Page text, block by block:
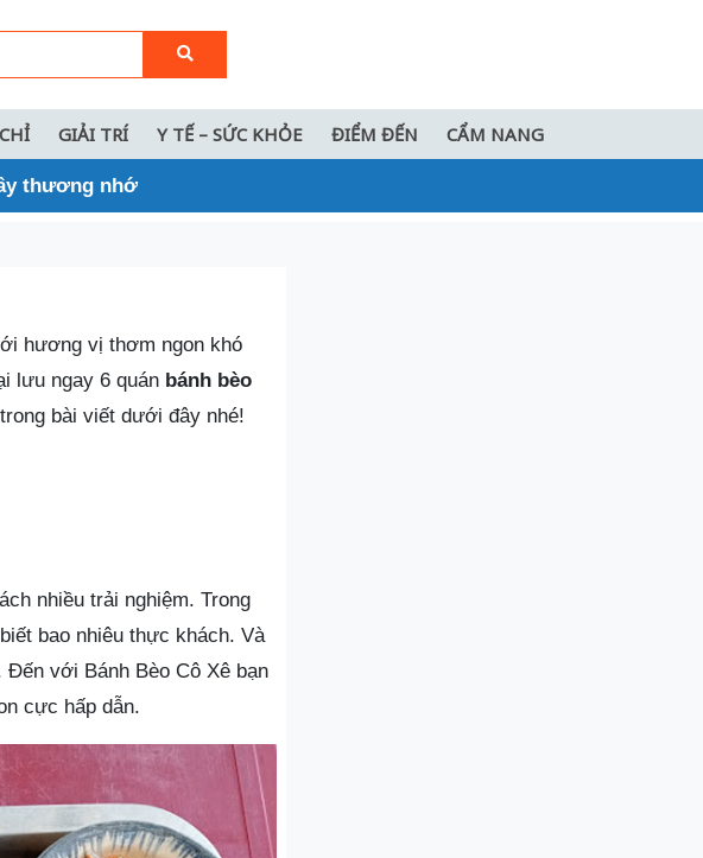
GIẢI TRÍ Y TẾ – SỨC KHỎE ĐIỂM ĐẾN CẨM NANG
thương nhớ
hương vị thơm ngon khó
lưu ngay 6 quán bánh bèo
bài viết dưới đây nhé!
nhiều trải nghiệm. Trong
bao nhiêu thực khách. Và
Đến với Bánh Bèo Cô Xê bạn
cực hấp dẫn.